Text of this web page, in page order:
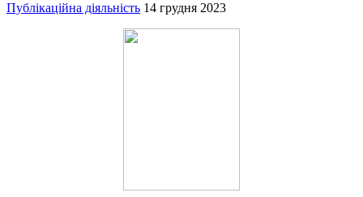
Публікаційна діяльність 14 грудня 2023